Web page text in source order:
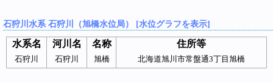
石狩川水系 石狩川（旭橋水位局） [水位グラフを表示]
水系名 河川名 名称 住所等
石狩川 石狩川 旭橋 北海道旭川市常盤通3丁目旭橋